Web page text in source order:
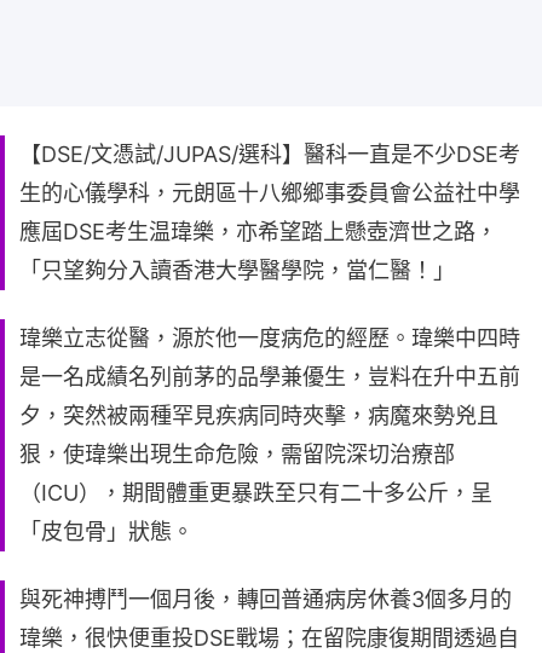
【DSE/文憑試/JUPAS/選科】醫科一直是不少DSE考
生的心儀學科，元朗區十八鄉鄉事委員會公益社中學
應屆DSE考生温瑋樂，亦希望踏上懸壺濟世之路，
「只望夠分入讀香港大學醫學院，當仁醫！」
瑋樂立志從醫，源於他一度病危的經歷。瑋樂中四時
是一名成績名列前茅的品學兼優生，豈料在升中五前
夕，突然被兩種罕見疾病同時夾擊，病魔來勢兇且
狠，使瑋樂出現生命危險，需留院深切治療部
（ICU），期間體重更暴跌至只有二十多公斤，呈
「皮包骨」狀態。
與死神搏鬥一個月後，轉回普通病房休養3個多月的
瑋樂，很快便重投DSE戰場；在留院康復期間透過自